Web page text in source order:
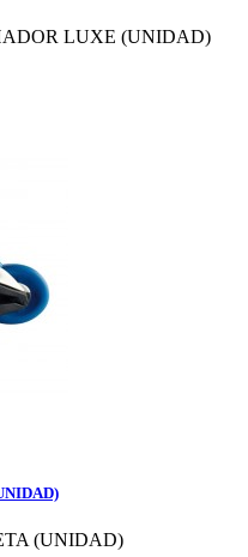
LUXE (UNIDAD)
(UNIDAD)